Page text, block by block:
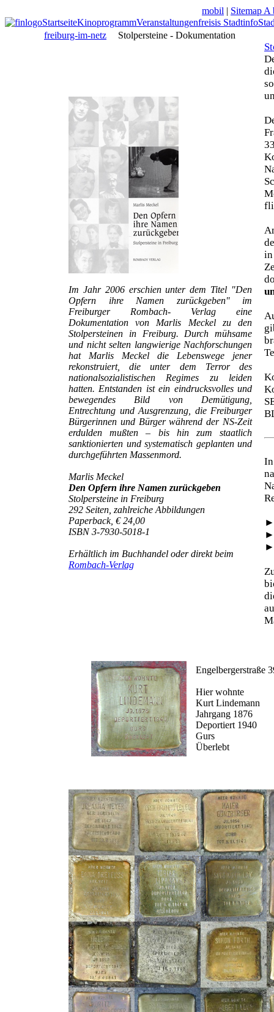
mobil | Sitemap A
StartseiteKinoprogrammVeranstaltungenfreisis Stadtinfo
freiburg-im-netz
Stolpersteine - Dokumentation
Im Jahr 2006 erschien unter dem Titel "Den
Opfern ihre Namen zurückgeben" im
Freiburger Rombach- Verlag eine
Dokumentation von Marlis Meckel zu den
Stolpersteinen in Freiburg. Durch mühsame
und nicht selten langwierige Nachforschungen
hat Marlis Meckel die Lebenswege jener
rekonstruiert, die unter dem Terror des
nationalsozialistischen Regimes zu leiden
hatten. Entstanden ist ein eindrucksvolles und
bewegendes Bild von Demütigung,
Entrechtung und Ausgrenzung, die Freiburger
Bürgerinnen und Bürger während der NS-Zeit
erdulden mußten – bis hin zum staatlich
sanktionierten und systematisch geplanten und
durchgeführten Massenmord.
Marlis Meckel
Den Opfern ihre Namen zurückgeben
Stolpersteine in Freiburg
292 Seiten, zahlreiche Abbildungen
Paperback, € 24,00
ISBN 3-7930-5018-1
Erhältlich im Buchhandel oder direkt beim
Rombach-Verlag
Engelbergerstraße
Hier wohnte
Kurt Lindemann
Jahrgang 1876
Deportiert 1940
Gurs
Überlebt